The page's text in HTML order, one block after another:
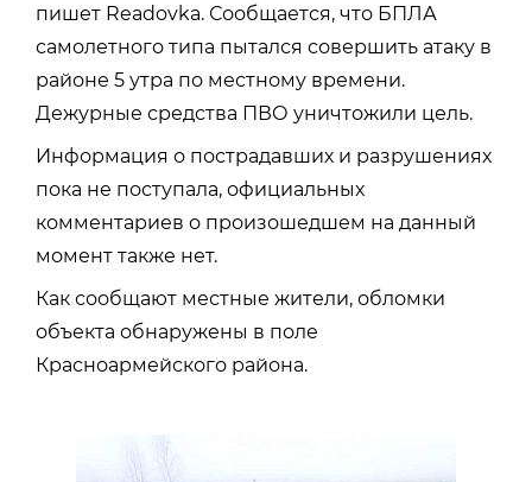
пишет Readovka. Сообщается, что БПЛА
самолетного типа пытался совершить атаку в
районе 5 утра по местному времени.
Дежурные средства ПВО уничтожили цель.
Информация о пострадавших и разрушениях
пока не поступала, официальных
комментариев о произошедшем на данный
момент также нет.
Как сообщают местные жители, обломки
объекта обнаружены в поле
Красноармейского района.